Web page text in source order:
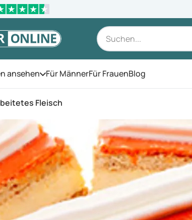
ansehen Öffnen Sie das Menü
Für MännerFür FrauenBlog
Fleisch